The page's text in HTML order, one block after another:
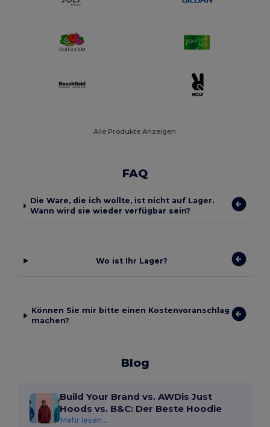
Alle Produkte Anzeigen.
FAQ
Die Ware, die ich wollte, ist nicht auf Lager.
Wann wird sie wieder verfügbar sein?
Wo ist Ihr Lager?
Können Sie mir bitte einen Kostenvoranschlag
machen?
Blog
Build Your Brand vs. AWDis Just
Hoods vs. B&C: Der Beste Hoodie
Mehr lesen...